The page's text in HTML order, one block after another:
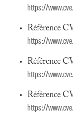
https://
Référence
https://
Référence
https://
Référence
https://